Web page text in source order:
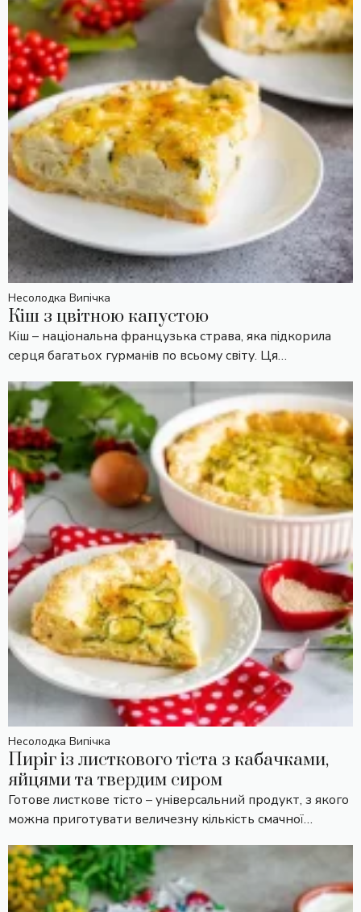
Несолодка Випічка
Кіш з цвітною капустою
Кіш – національна французька страва, яка підкорила
серця багатьох гурманів по всьому світу. Ця…
Несолодка Випічка
Пиріг із листкового тіста з кабачками,
яйцями та твердим сиром
Готове листкове тісто – універсальний продукт, з якого
можна приготувати величезну кількість смачної…